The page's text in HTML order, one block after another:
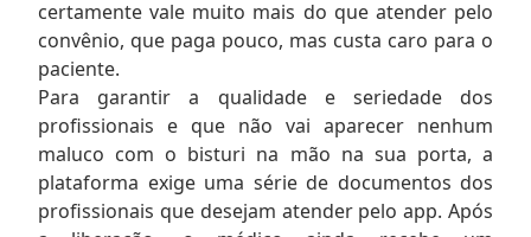
certamente vale muito mais do que atender pelo
convênio, que paga pouco, mas custa caro para o
paciente.
Para garantir a qualidade e seriedade dos
profissionais e que não vai aparecer nenhum
maluco com o bisturi na mão na sua porta, a
plataforma exige uma série de documentos dos
profissionais que desejam atender pelo app. Após